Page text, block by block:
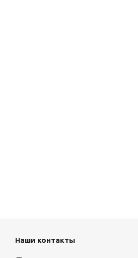
Наши контакты